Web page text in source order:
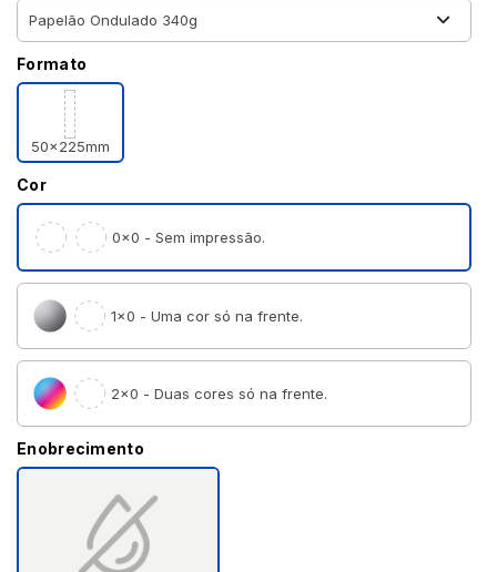
Formato
50x225mm
Cor
0×0 - Sem impressão.
1×0 - Uma cor só na frente.
2×0 - Duas cores só na frente.
Enobrecimento